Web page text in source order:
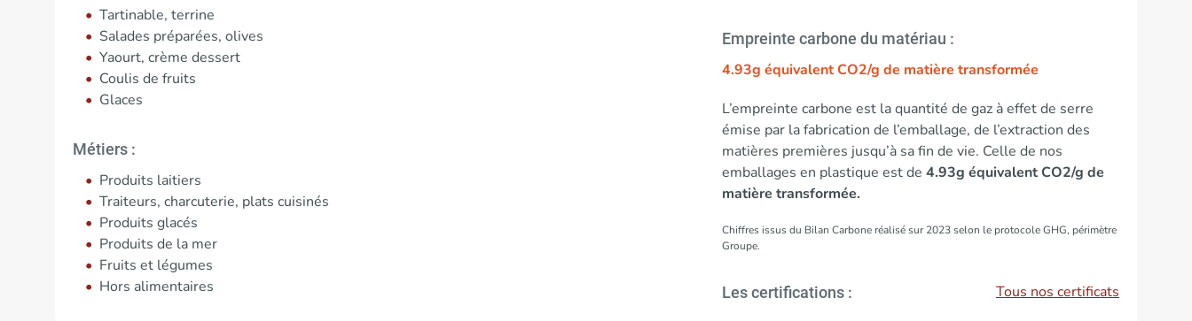
Tartinable, terrine
Salades préparées, olives
Yaourt, crème dessert
Coulis de fruits
Glaces
Métiers :
Produits laitiers
Traiteurs, charcuterie, plats cuisinés
Produits glacés
Produits de la mer
Fruits et légumes
Hors alimentaires
Empreinte carbone du matériau :
4.93g équivalent CO2/g de matière transformée
L’empreinte carbone est la quantité de gaz à effet de serre
émise par la fabrication de l’emballage, de l’extraction des
matières premières jusqu’à sa fin de vie. Celle de nos
emballages en plastique est de 4.93g équivalent CO2/g de
matière transformée.
Chiffres issus du Bilan Carbone réalisé sur 2023 selon le protocole GHG, périmètre
Groupe.
Les certifications : Tous nos certificats